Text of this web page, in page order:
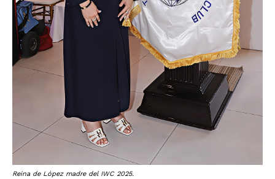
Reina de López madre del IWC 2025.